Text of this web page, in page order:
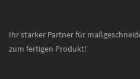
Ihr starker Partner für
zum fertigen Produkt!